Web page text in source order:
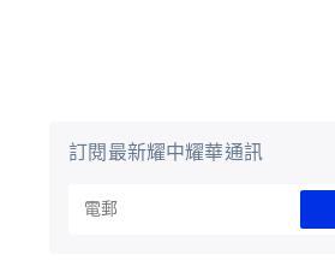
訂閱最新耀中耀華通訊